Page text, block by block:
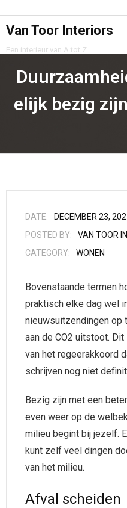
Van Toor Interiors
Een interieur van A tot Z
Home
Projecten
Contact
elijk bezig
DATE:
DECEMBER 23,
POSTED BY:
VAN TOOR
CATEGORY:
WONEN
Bovenstaande termen
praktisch elke dag wel
nieuwsuitzendingen op
aan de CO2 uitstoot.
van het regeerakkoord
schrijven nog niet
Bezig zijn met een
even weer op de
milieu begint bij jezelf.
kunt zelf veel dingen
van het milieu.
Afval scheiden